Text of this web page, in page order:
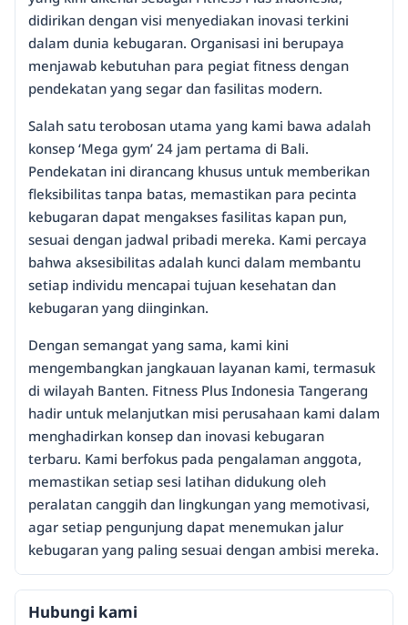
didirikan dengan visi menyediakan inovasi terkini
dalam dunia kebugaran. Organisasi ini berupaya
menjawab kebutuhan para pegiat fitness dengan
pendekatan yang segar dan fasilitas modern.
Salah satu terobosan utama yang kami bawa adalah
konsep ‘Mega gym’ 24 jam pertama di Bali.
Pendekatan ini dirancang khusus untuk memberikan
fleksibilitas tanpa batas, memastikan para pecinta
kebugaran dapat mengakses fasilitas kapan pun,
sesuai dengan jadwal pribadi mereka. Kami percaya
bahwa aksesibilitas adalah kunci dalam membantu
setiap individu mencapai tujuan kesehatan dan
kebugaran yang diinginkan.
Dengan semangat yang sama, kami kini
mengembangkan jangkauan layanan kami, termasuk
di wilayah Banten. Fitness Plus Indonesia Tangerang
hadir untuk melanjutkan misi perusahaan kami dalam
menghadirkan konsep dan inovasi kebugaran
terbaru. Kami berfokus pada pengalaman anggota,
memastikan setiap sesi latihan didukung oleh
peralatan canggih dan lingkungan yang memotivasi,
agar setiap pengunjung dapat menemukan jalur
kebugaran yang paling sesuai dengan ambisi mereka.
Hubungi kami